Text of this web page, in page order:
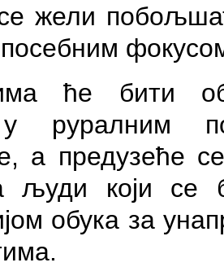
жели
ће бити
у руралним
а предузеће
људи који се
обука за